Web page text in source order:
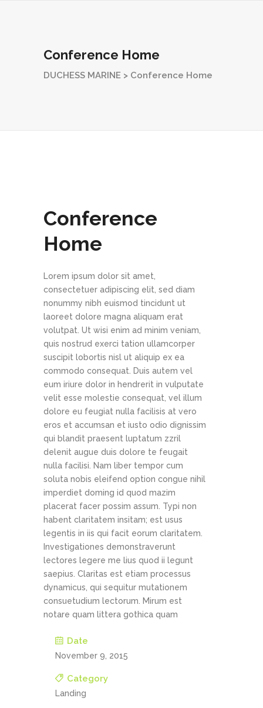
Conference Home
DUCHESS MARINE > Conference Home
Conference
Home
Lorem ipsum dolor sit amet,
consectetuer adipiscing elit, sed diam
nonummy nibh euismod tincidunt ut
laoreet dolore magna aliquam erat
volutpat. Ut wisi enim ad minim veniam,
quis nostrud exerci tation ullamcorper
suscipit lobortis nisl ut aliquip ex ea
commodo consequat. Duis autem vel
eum iriure dolor in hendrerit in vulputate
velit esse molestie consequat, vel illum
dolore eu feugiat nulla facilisis at vero
eros et accumsan et iusto odio dignissim
qui blandit praesent luptatum zzril
delenit augue duis dolore te feugait
nulla facilisi. Nam liber tempor cum
soluta nobis eleifend option congue nihil
imperdiet doming id quod mazim
placerat facer possim assum. Typi non
habent claritatem insitam; est usus
legentis in iis qui facit eorum claritatem.
Investigationes demonstraverunt
lectores legere me lius quod ii legunt
saepius. Claritas est etiam processus
dynamicus, qui sequitur mutationem
consuetudium lectorum. Mirum est
notare quam littera gothica quam
Date
November 9, 2015
Category
Landing